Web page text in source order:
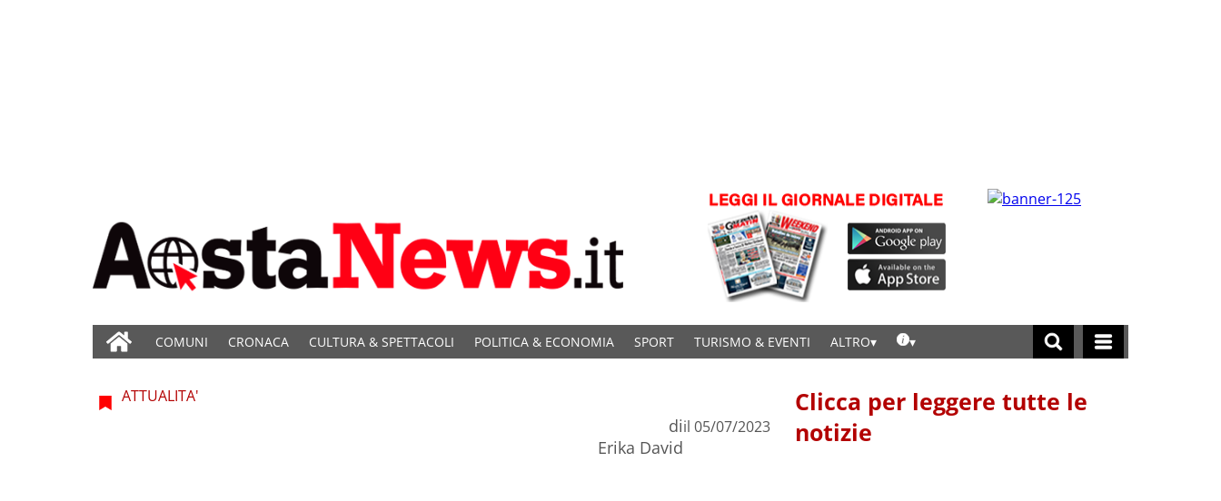
COMUNI CRONACA CULTURA & SPETTACOLI POLITICA & ECONOMIA SPORT TURISMO & EVENTI ALTRO
ATTUALITA'
di
Erika David
il 05/07/2023
Clicca per leggere tutte le
notizie